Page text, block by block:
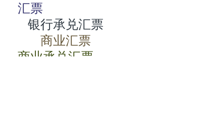
汇票
银行承兑汇票
商业汇票
商业承兑汇票